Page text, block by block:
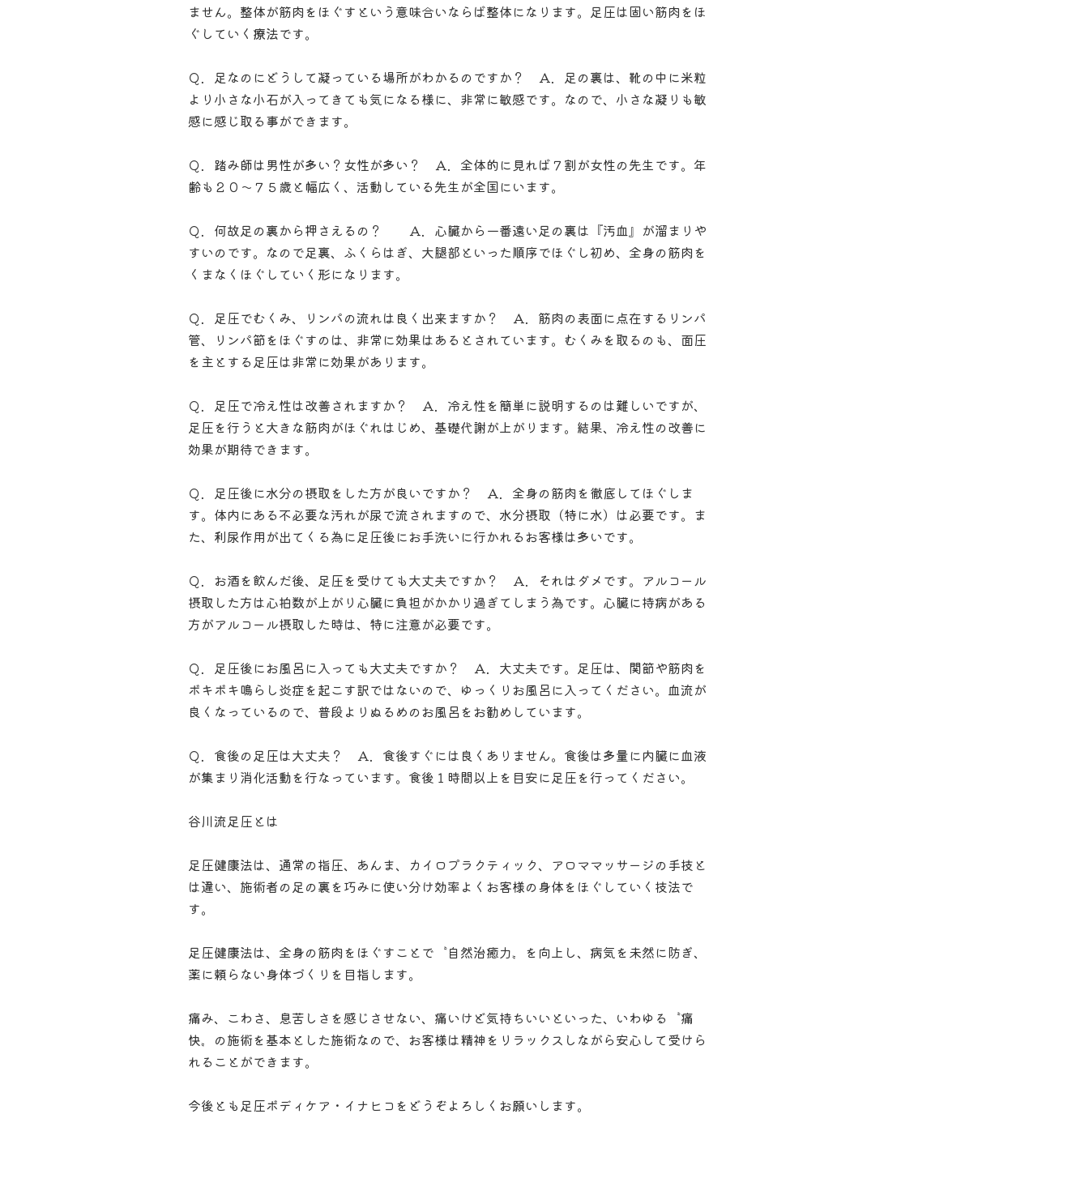
ません。整体が筋肉をほぐすという意味合いならば整体になります。足圧は固い筋肉をほ
ぐしていく療法です。
Ｑ．足なのにどうして凝っている場所がわかるのですか？ Ａ．足の裏は、靴の中に米粒
より小さな小石が入ってきても気になる様に、非常に敏感です。なので、小さな凝りも敏
感に感じ取る事ができます。
Ｑ．踏み師は男性が多い？女性が多い？ Ａ．全体的に見れば７割が女性の先生です。年
齢も２０〜７５歳と幅広く、活動している先生が全国にいます。
Ｑ．何故足の裏から押さえるの？ Ａ．心臓から一番遠い足の裏は『汚血』が溜まりや
すいのです。なので足裏、ふくらはぎ、大腿部といった順序でほぐし初め、全身の筋肉を
くまなくほぐしていく形になります。
Ｑ．足圧でむくみ、リンパの流れは良く出来ますか？ Ａ．筋肉の表面に点在するリンパ
管、リンパ節をほぐすのは、非常に効果はあるとされています。むくみを取るのも、面圧
を主とする足圧は非常に効果があります。
Ｑ．足圧で冷え性は改善されますか？ Ａ．冷え性を簡単に説明するのは難しいですが、
足圧を行うと大きな筋肉がほぐれはじめ、基礎代謝が上がります。結果、冷え性の改善に
効果が期待できます。
Ｑ．足圧後に水分の摂取をした方が良いですか？ Ａ．全身の筋肉を徹底してほぐしま
す。体内にある不必要な汚れが尿で流されますので、水分摂取（特に水）は必要です。ま
た、利尿作用が出てくる為に足圧後にお手洗いに行かれるお客様は多いです。
Ｑ．お酒を飲んだ後、足圧を受けても大丈夫ですか？ Ａ．それはダメです。アルコール
摂取した方は心拍数が上がり心臓に負担がかかり過ぎてしまう為です。心臓に持病がある
方がアルコール摂取した時は、特に注意が必要です。
Ｑ．足圧後にお風呂に入っても大丈夫ですか？ Ａ．大丈夫です。足圧は、関節や筋肉を
ボキボキ鳴らし炎症を起こす訳ではないので、ゆっくりお風呂に入ってください。血流が
良くなっているので、普段よりぬるめのお風呂をお勧めしています。
Ｑ．食後の足圧は大丈夫？ Ａ．食後すぐには良くありません。食後は多量に内臓に血液
が集まり消化活動を行なっています。食後１時間以上を目安に足圧を行ってください。
谷川流足圧とは
足圧健康法は、通常の指圧、あんま、カイロプラクティック、アロママッサージの手技と
は違い、施術者の足の裏を巧みに使い分け効率よくお客様の身体をほぐしていく技法で
す。
足圧健康法は、全身の筋肉をほぐすことで〝自然治癒力〟を向上し、病気を未然に防ぎ、
薬に頼らない身体づくりを目指します。
痛み、こわさ、息苦しさを感じさせない、痛いけど気持ちいいといった、いわゆる〝痛
快〟の施術を基本とした施術なので、お客様は精神をリラックスしながら安心して受けら
れることができます。
今後とも足圧ボディケア・イナヒコをどうぞよろしくお願いします。